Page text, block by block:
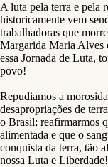
A luta pela terra e pela
historicamente vem
trabalhadoras que
Margarida Maria Alves
essa Jornada de Luta,
povo!
Repudiamos a
desapropriações de
o Brasil; reafirmarmos
alimentada e que o
conquista da terra, tão
nossa Luta e Liberdade!